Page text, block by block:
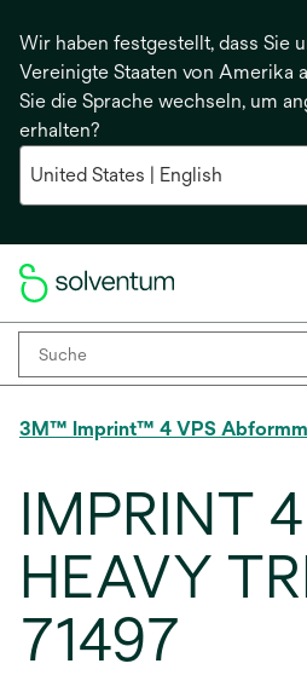
Wir haben festgestellt, dass Sie
Vereinigte Staaten von Amerika
Sie die Sprache wechseln, um
erhalten?
3M™ Imprint™ 4 VPS
IMPRINT
HEAVY
71497